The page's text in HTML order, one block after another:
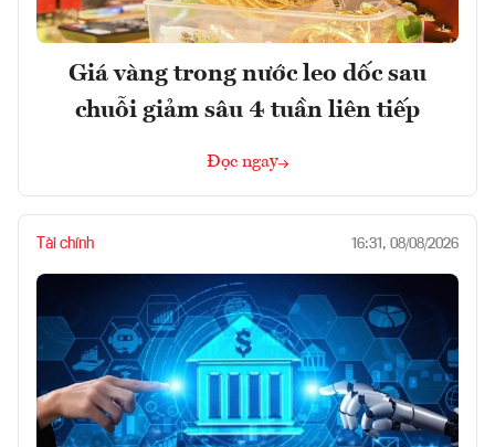
Giá vàng trong nước leo dốc sau
chuỗi giảm sâu 4 tuần liên tiếp
Đọc ngay
Tài chính 16:31, 08/08/2026